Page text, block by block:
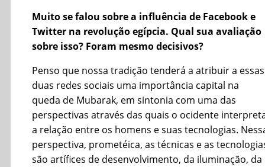
Muito se falou sobre a influência de Facebook e
Twitter na revolução egípcia. Qual sua avaliação
sobre isso? Foram mesmo decisivos?
Penso que nossa tradição tenderá a atribuir a essas
duas redes sociais uma importância capital na
queda de Mubarak, em sintonia com uma das
perspectivas através das quais o ocidente
a relação entre os homens e suas tecnologias.
perspectiva, prometéica, as técnicas e as
são artífices de desenvolvimento, da iluminação, da